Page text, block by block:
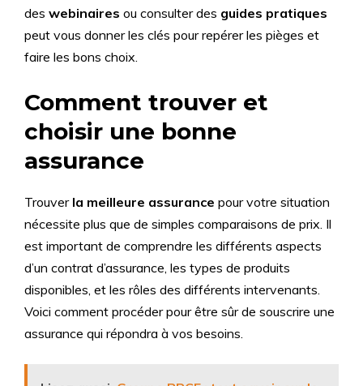
des webinaires ou consulter des guides pratiques
peut vous donner les clés pour repérer les pièges et
faire les bons choix.
Comment trouver et
choisir une bonne
assurance
Trouver la meilleure assurance pour votre situation
nécessite plus que de simples comparaisons de prix. Il
est important de comprendre les différents aspects
d’un contrat d’assurance, les types de produits
disponibles, et les rôles des différents intervenants.
Voici comment procéder pour être sûr de souscrire une
assurance qui répondra à vos besoins.